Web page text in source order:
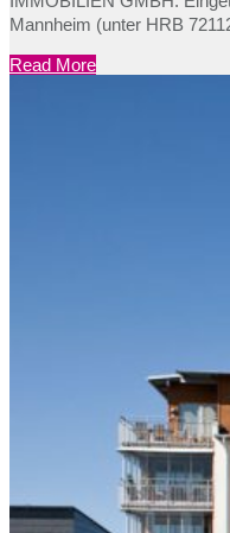
Mannheim (unter HRB
Read More